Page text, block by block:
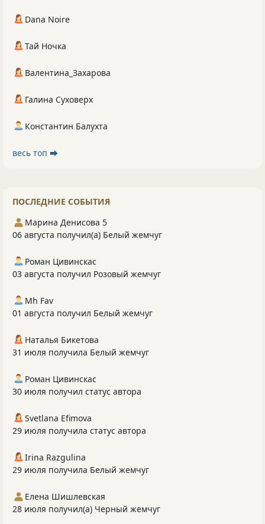
Dana Noire
Тай Ночка
Валентина_Захарова
Галина Суховерх
Константин Балухта
весь топ ⮕
ПОСЛЕДНИЕ СОБЫТИЯ
Марина Денисова 5
06 августа получил(а) Белый жемчуг
Роман Цивинскас
03 августа получил Розовый жемчуг
Mh Fav
01 августа получил Белый жемчуг
Наталья Бикетова
31 июля получила Белый жемчуг
Роман Цивинскас
30 июля получил статус автора
Svetlana Efimova
29 июля получила статус автора
Irina Razgulina
29 июля получила Белый жемчуг
Елена Шишлевская
28 июля получил(а) Черный жемчуг